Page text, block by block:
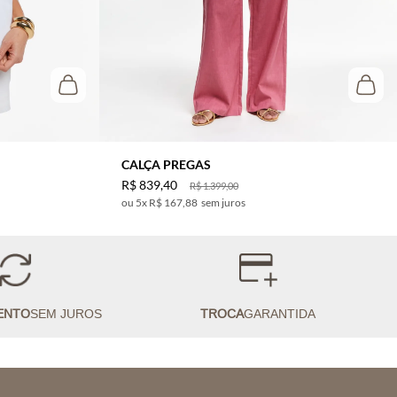
CALÇA PREGAS
R$1.399,00
R$839,40
5x R$ 167,88 sem juros
SEM JUROS TROCAGARANTIDA